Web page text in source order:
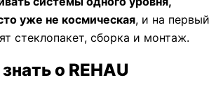
уже не космическая, и на первый
стеклопакет, сборка и монтаж.
о REHAU